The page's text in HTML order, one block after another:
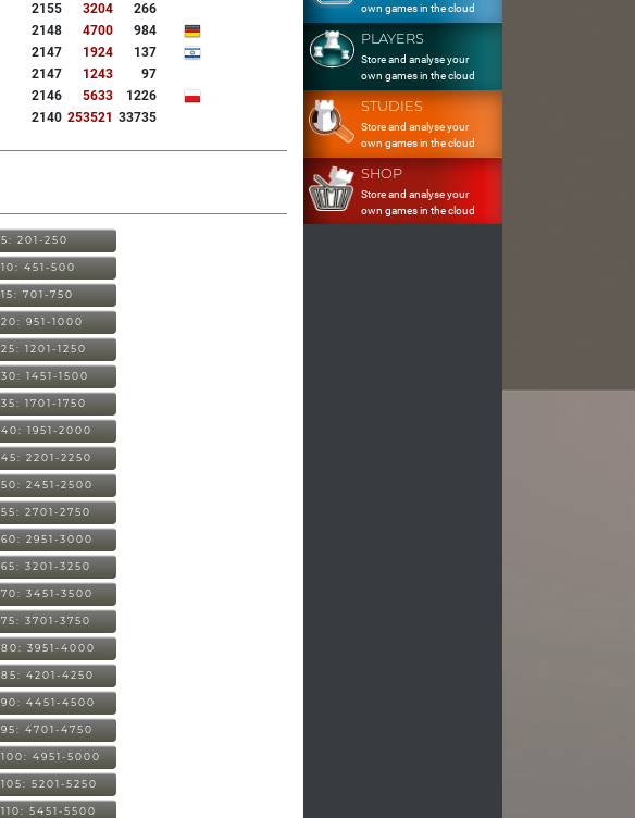
2155 3204
266
2148 4700
984
2147 1924
137
2147 1243
97
2146 5633
1226
2140 253521 33735
5: 201-250
10: 451-500
15: 701-750
20: 951-1000
25: 1201-1250
30: 1451-1500
35: 1701-1750
40: 1951-2000
45: 2201-2250
50: 2451-2500
55: 2701-2750
60: 2951-3000
65: 3201-3250
70: 3451-3500
75: 3701-3750
80: 3951-4000
85: 4201-4250
90: 4451-4500
95: 4701-4750
100: 4951-5000
105: 5201-5250
110: 5451-5500
own games in the cloud
PLAYERS
Store and analyse your
own games in the cloud
STUDIES
Store and analyse your
own games in the cloud
SHOP
Store and analyse your
own games in the cloud